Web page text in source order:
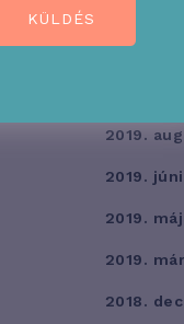
2020.
2020.
2020.
2019.
2019.
2019.
2019.
2018.
KÜLDÉS